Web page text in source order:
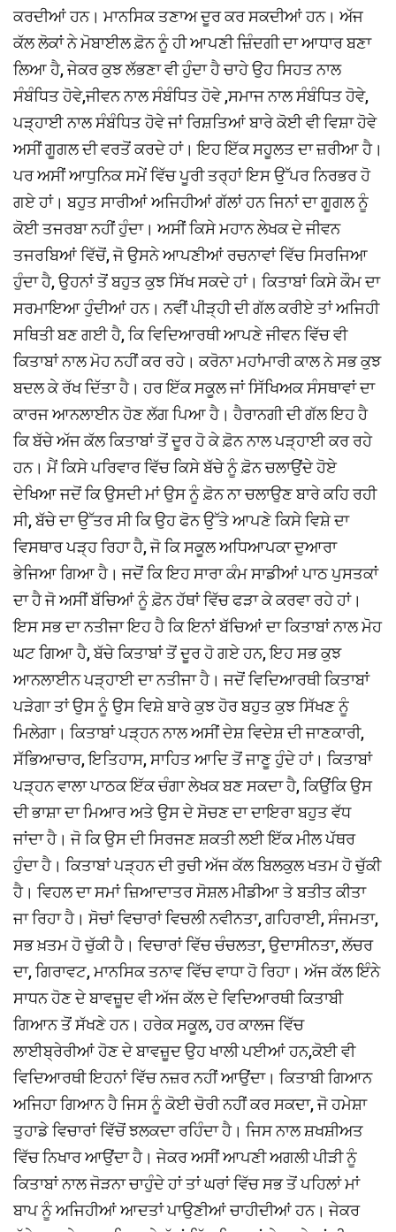
ਕਰਦੀਆਂ ਹਨ। ਮਾਨਸਿਕ ਤਣਾਅ ਦੂਰ ਕਰ ਸਕਦੀਆਂ ਹਨ। ਅੱਜ
ਕੱਲ ਲੋਕਾਂ ਨੇ ਮੋਬਾਈਲ ਫ਼ੋਨ ਨੂੰ ਹੀ ਆਪਣੀ ਜ਼ਿੰਦਗੀ ਦਾ ਆਧਾਰ ਬਣਾ
ਲਿਆ ਹੈ, ਜੇਕਰ ਕੁਝ ਲੱਭਣਾ ਵੀ ਹੁੰਦਾ ਹੈ ਚਾਹੇ ਉਹ ਸਿਹਤ ਨਾਲ
ਸੰਬੰਧਿਤ ਹੋਵੇ,ਜੀਵਨ ਨਾਲ ਸੰਬੰਧਿਤ ਹੋਵੇ ,ਸਮਾਜ ਨਾਲ ਸੰਬੰਧਿਤ ਹੋਵੇ,
ਪੜ੍ਹਾਈ ਨਾਲ ਸੰਬੰਧਿਤ ਹੋਵੇ ਜਾਂ ਰਿਸ਼ਤਿਆਂ ਬਾਰੇ ਕੋਈ ਵੀ ਵਿਸ਼ਾ ਹੋਵੇ
ਅਸੀਂ ਗੂਗਲ ਦੀ ਵਰਤੋਂ ਕਰਦੇ ਹਾਂ। ਇਹ ਇੱਕ ਸਹੂਲਤ ਦਾ ਜ਼ਰੀਆ ਹੈ।
ਪਰ ਅਸੀਂ ਆਧੁਨਿਕ ਸਮੇਂ ਵਿੱਚ ਪੂਰੀ ਤਰ੍ਹਾਂ ਇਸ ਉੱਪਰ ਨਿਰਭਰ ਹੋ
ਗਏ ਹਾਂ। ਬਹੁਤ ਸਾਰੀਆਂ ਅਜਿਹੀਆਂ ਗੱਲਾਂ ਹਨ ਜਿਨਾਂ ਦਾ ਗੂਗਲ ਨੂੰ
ਕੋਈ ਤਜਰਬਾ ਨਹੀਂ ਹੁੰਦਾ। ਅਸੀਂ ਕਿਸੇ ਮਹਾਨ ਲੇਖਕ ਦੇ ਜੀਵਨ
ਤਜਰਬਿਆਂ ਵਿੱਚੋਂ, ਜੋ ਉਸਨੇ ਆਪਣੀਆਂ ਰਚਨਾਵਾਂ ਵਿੱਚ ਸਿਰਜਿਆ
ਹੁੰਦਾ ਹੈ, ਉਹਨਾਂ ਤੋਂ ਬਹੁਤ ਕੁਝ ਸਿੱਖ ਸਕਦੇ ਹਾਂ। ਕਿਤਾਬਾਂ ਕਿਸੇ ਕੌਮ ਦਾ
ਸਰਮਾਇਆ ਹੁੰਦੀਆਂ ਹਨ। ਨਵੀਂ ਪੀੜ੍ਹੀ ਦੀ ਗੱਲ ਕਰੀਏ ਤਾਂ ਅਜਿਹੀ
ਸਥਿਤੀ ਬਣ ਗਈ ਹੈ, ਕਿ ਵਿਦਿਆਰਥੀ ਆਪਣੇ ਜੀਵਨ ਵਿੱਚ ਵੀ
ਕਿਤਾਬਾਂ ਨਾਲ ਮੋਹ ਨਹੀਂ ਕਰ ਰਹੇ। ਕਰੋਨਾ ਮਹਾਂਮਾਰੀ ਕਾਲ ਨੇ ਸਭ ਕੁਝ
ਬਦਲ ਕੇ ਰੱਖ ਦਿੱਤਾ ਹੈ। ਹਰ ਇੱਕ ਸਕੂਲ ਜਾਂ ਸਿੱਖਿਅਕ ਸੰਸਥਾਵਾਂ ਦਾ
ਕਾਰਜ ਆਨਲਾਈਨ ਹੋਣ ਲੱਗ ਪਿਆ ਹੈ। ਹੈਰਾਨਗੀ ਦੀ ਗੱਲ ਇਹ ਹੈ
ਕਿ ਬੱਚੇ ਅੱਜ ਕੱਲ ਕਿਤਾਬਾਂ ਤੋਂ ਦੂਰ ਹੋ ਕੇ ਫ਼ੋਨ ਨਾਲ ਪੜ੍ਹਾਈ ਕਰ ਰਹੇ
ਹਨ। ਮੈਂ ਕਿਸੇ ਪਰਿਵਾਰ ਵਿੱਚ ਕਿਸੇ ਬੱਚੇ ਨੂੰ ਫ਼ੋਨ ਚਲਾਉਂਦੇ ਹੋਏ
ਦੇਖਿਆ ਜਦੋਂ ਕਿ ਉਸਦੀ ਮਾਂ ਉਸ ਨੂੰ ਫ਼ੋਨ ਨਾ ਚਲਾਉਣ ਬਾਰੇ ਕਹਿ ਰਹੀ
ਸੀ, ਬੱਚੇ ਦਾ ਉੱਤਰ ਸੀ ਕਿ ਉਹ ਫੋਨ ਉੱਤੇ ਆਪਣੇ ਕਿਸੇ ਵਿਸ਼ੇ ਦਾ
ਵਿਸਥਾਰ ਪੜ੍ਹ ਰਿਹਾ ਹੈ, ਜੋ ਕਿ ਸਕੂਲ ਅਧਿਆਪਕਾ ਦੁਆਰਾ
ਭੇਜਿਆ ਗਿਆ ਹੈ। ਜਦੋਂ ਕਿ ਇਹ ਸਾਰਾ ਕੰਮ ਸਾਡੀਆਂ ਪਾਠ ਪੁਸਤਕਾਂ
ਦਾ ਹੈ ਜੋ ਅਸੀਂ ਬੱਚਿਆਂ ਨੂੰ ਫ਼ੋਨ ਹੱਥਾਂ ਵਿੱਚ ਫੜਾ ਕੇ ਕਰਵਾ ਰਹੇ ਹਾਂ।
ਇਸ ਸਭ ਦਾ ਨਤੀਜਾ ਇਹ ਹੈ ਕਿ ਇਨਾਂ ਬੱਚਿਆਂ ਦਾ ਕਿਤਾਬਾਂ ਨਾਲ ਮੋਹ
ਘਟ ਗਿਆ ਹੈ, ਬੱਚੇ ਕਿਤਾਬਾਂ ਤੋਂ ਦੂਰ ਹੋ ਗਏ ਹਨ, ਇਹ ਸਭ ਕੁਝ
ਆਨਲਾਈਨ ਪੜ੍ਹਾਈ ਦਾ ਨਤੀਜਾ ਹੈ। ਜਦੋਂ ਵਿਦਿਆਰਥੀ ਕਿਤਾਬਾਂ
ਪੜੇਗਾ ਤਾਂ ਉਸ ਨੂੰ ਉਸ ਵਿਸ਼ੇ ਬਾਰੇ ਕੁਝ ਹੋਰ ਬਹੁਤ ਕੁਝ ਸਿੱਖਣ ਨੂੰ
ਮਿਲੇਗਾ। ਕਿਤਾਬਾਂ ਪੜ੍ਹਨ ਨਾਲ ਅਸੀਂ ਦੇਸ਼ ਵਿਦੇਸ਼ ਦੀ ਜਾਣਕਾਰੀ,
ਸੱਭਿਆਚਾਰ, ਇਤਿਹਾਸ, ਸਾਹਿਤ ਆਦਿ ਤੋਂ ਜਾਣੂ ਹੁੰਦੇ ਹਾਂ। ਕਿਤਾਬਾਂ
ਪੜ੍ਹਨ ਵਾਲਾ ਪਾਠਕ ਇੱਕ ਚੰਗਾ ਲੇਖਕ ਬਣ ਸਕਦਾ ਹੈ, ਕਿਉਂਕਿ ਉਸ
ਦੀ ਭਾਸ਼ਾ ਦਾ ਮਿਆਰ ਅਤੇ ਉਸ ਦੇ ਸੋਚਣ ਦਾ ਦਾਇਰਾ ਬਹੁਤ ਵੱਧ
ਜਾਂਦਾ ਹੈ। ਜੋ ਕਿ ਉਸ ਦੀ ਸਿਰਜਣ ਸ਼ਕਤੀ ਲਈ ਇੱਕ ਮੀਲ ਪੱਥਰ
ਹੁੰਦਾ ਹੈ। ਕਿਤਾਬਾਂ ਪੜ੍ਹਨ ਦੀ ਰੁਚੀ ਅੱਜ ਕੱਲ ਬਿਲਕੁਲ ਖਤਮ ਹੋ ਚੁੱਕੀ
ਹੈ। ਵਿਹਲ ਦਾ ਸਮਾਂ ਜ਼ਿਆਦਾਤਰ ਸੋਸ਼ਲ ਮੀਡੀਆ ਤੇ ਬਤੀਤ ਕੀਤਾ
ਜਾ ਰਿਹਾ ਹੈ। ਸੋਚਾਂ ਵਿਚਾਰਾਂ ਵਿਚਲੀ ਨਵੀਨਤਾ, ਗਹਿਰਾਈ, ਸੰਜਮਤਾ,
ਸਭ ਖ਼ਤਮ ਹੋ ਚੁੱਕੀ ਹੈ। ਵਿਚਾਰਾਂ ਵਿੱਚ ਚੰਚਲਤਾ, ਉਦਾਸੀਨਤਾ, ਲੱਚਰ
ਦਾ, ਗਿਰਾਵਟ, ਮਾਨਸਿਕ ਤਨਾਵ ਵਿੱਚ ਵਾਧਾ ਹੋ ਰਿਹਾ। ਅੱਜ ਕੱਲ ਇੰਨੇ
ਸਾਧਨ ਹੋਣ ਦੇ ਬਾਵਜ਼ੂਦ ਵੀ ਅੱਜ ਕੱਲ ਦੇ ਵਿਦਿਆਰਥੀ ਕਿਤਾਬੀ
ਗਿਆਨ ਤੋਂ ਸੱਖਣੇ ਹਨ। ਹਰੇਕ ਸਕੂਲ, ਹਰ ਕਾਲਜ ਵਿੱਚ
ਲਾਈਬ੍ਰੇਰੀਆਂ ਹੋਣ ਦੇ ਬਾਵਜ਼ੂਦ ਉਹ ਖਾਲੀ ਪਈਆਂ ਹਨ,ਕੋਈ ਵੀ
ਵਿਦਿਆਰਥੀ ਇਹਨਾਂ ਵਿੱਚ ਨਜ਼ਰ ਨਹੀਂ ਆਉਂਦਾ। ਕਿਤਾਬੀ ਗਿਆਨ
ਅਜਿਹਾ ਗਿਆਨ ਹੈ ਜਿਸ ਨੂੰ ਕੋਈ ਚੋਰੀ ਨਹੀਂ ਕਰ ਸਕਦਾ, ਜੋ ਹਮੇਸ਼ਾ
ਤੁਹਾਡੇ ਵਿਚਾਰਾਂ ਵਿੱਚੋਂ ਝਲਕਦਾ ਰਹਿੰਦਾ ਹੈ। ਜਿਸ ਨਾਲ ਸ਼ਖਸ਼ੀਅਤ
ਵਿੱਚ ਨਿਖਾਰ ਆਉਂਦਾ ਹੈ। ਜੇਕਰ ਅਸੀਂ ਆਪਣੀ ਅਗਲੀ ਪੀੜੀ ਨੂੰ
ਕਿਤਾਬਾਂ ਨਾਲ ਜੋੜਨਾ ਚਾਹੁੰਦੇ ਹਾਂ ਤਾਂ ਘਰਾਂ ਵਿੱਚ ਸਭ ਤੋਂ ਪਹਿਲਾਂ ਮਾਂ
ਬਾਪ ਨੂੰ ਅਜਿਹੀਆਂ ਆਦਤਾਂ ਪਾਉਣੀਆਂ ਚਾਹੀਦੀਆਂ ਹਨ। ਜੇਕਰ